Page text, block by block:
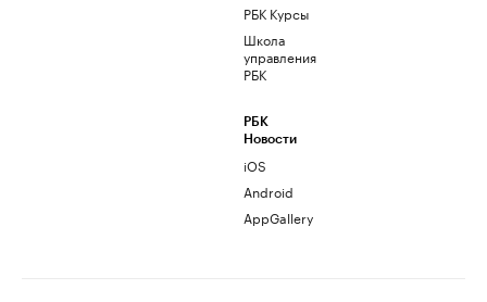
РБК Курсы
Школа
управления
РБК
РБК
Новости
iOS
Android
AppGallery